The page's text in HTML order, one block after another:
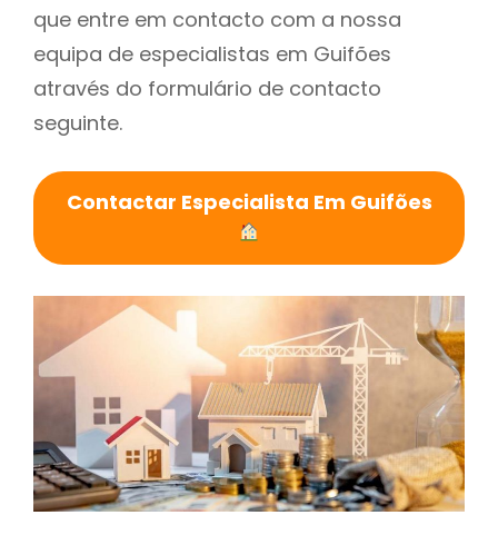
que entre em contacto com a nossa
equipa de especialistas em Guifões
através do formulário de contacto
seguinte.
Contactar Especialista Em Guifões